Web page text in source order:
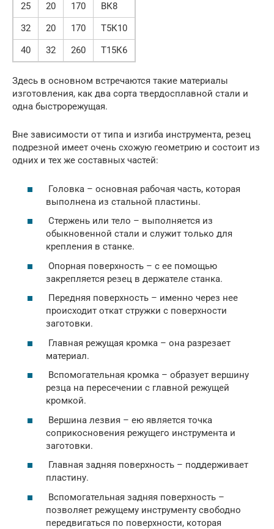
25
20 170
ВК8
32
20 170
Т5К10
40
32 260 Т15К6
Здесь в основном встречаются такие материалы
изготовления, как два сорта твердосплавной стали и
одна быстрорежущая.
Вне зависимости от типа и изгиба инструмента, резец
подрезной имеет очень схожую геометрию и состоит из
одних и тех же составных частей:
Головка – основная рабочая часть, которая
выполнена из стальной пластины.
Стержень или тело – выполняется из
обыкновенной стали и служит только для
крепления в станке.
Опорная поверхность – с ее помощью
закрепляется резец в держателе станка.
Передняя поверхность – именно через нее
происходит откат стружки с поверхности
заготовки.
Главная режущая кромка – она разрезает
материал.
Вспомогательная кромка – образует вершину
резца на пересечении с главной режущей
кромкой.
Вершина лезвия – ею является точка
соприкосновения режущего инструмента и
заготовки.
Главная задняя поверхность – поддерживает
пластину.
Вспомогательная задняя поверхность –
позволяет режущему инструменту свободно
передвигаться по поверхности, которая